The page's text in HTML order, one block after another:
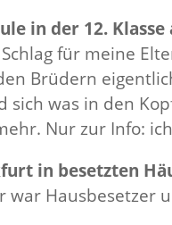
in der 12.
für meine
Brüdern
sich was in den
Nur zur Info:
in besetzten
war Hausbesetzer